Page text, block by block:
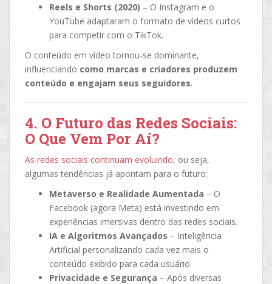
Reels e Shorts (2020) – O Instagram e o
YouTube adaptaram o formato de vídeos curtos
para competir com o TikTok.
O conteúdo em vídeo tornou-se dominante,
influenciando como marcas e criadores produzem
conteúdo e engajam seus seguidores.
4. O Futuro das Redes Sociais:
O Que Vem Por Aí?
As redes sociais continuam evoluindo, ou seja,
algumas tendências já apontam para o futuro:
Metaverso e Realidade Aumentada – O
Facebook (agora Meta) está investindo em
experiências imersivas dentro das redes sociais.
IA e Algoritmos Avançados – Inteligência
Artificial personalizando cada vez mais o
conteúdo exibido para cada usuário.
Privacidade e Segurança – Após diversas